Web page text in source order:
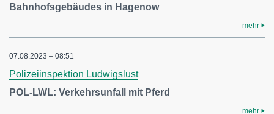
Bahnhofsgebäudes in Hagenow
mehr
07.08.2023 – 08:51
Polizeiinspektion Ludwigslust
POL-LWL: Verkehrsunfall mit Pferd
mehr